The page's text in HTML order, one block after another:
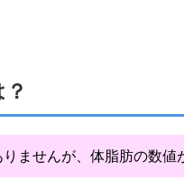
ませんが、体脂肪の数値